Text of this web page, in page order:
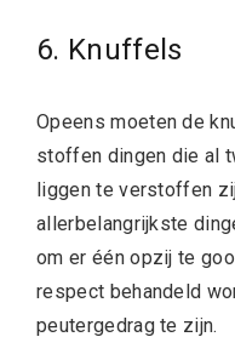
6. Knuffels
Opeens moeten de
stoffen dingen die al
liggen te verstoffen
allerbelangrijkste
om er één opzij te
respect behandeld
peutergedrag te zijn.